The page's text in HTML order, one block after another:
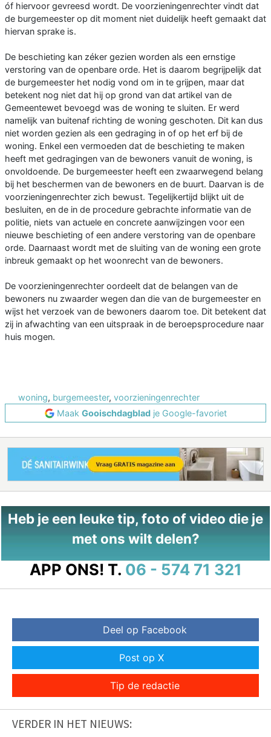
óf hiervoor gevreesd wordt. De voorzieningenrechter vindt dat
de burgemeester op dit moment niet duidelijk heeft gemaakt dat
hiervan sprake is.
De beschieting kan zéker gezien worden als een ernstige
verstoring van de openbare orde. Het is daarom begrijpelijk dat
de burgemeester het nodig vond om in te grijpen, maar dat
betekent nog niet dat hij op grond van dat artikel van de
Gemeentewet bevoegd was de woning te sluiten. Er werd
namelijk van buitenaf richting de woning geschoten. Dit kan dus
niet worden gezien als een gedraging in of op het erf bij de
woning. Enkel een vermoeden dat de beschieting te maken
heeft met gedragingen van de bewoners vanuit de woning, is
onvoldoende. De burgemeester heeft een zwaarwegend belang
bij het beschermen van de bewoners en de buurt. Daarvan is de
voorzieningenrechter zich bewust. Tegelijkertijd blijkt uit de
besluiten, en de in de procedure gebrachte informatie van de
politie, niets van actuele en concrete aanwijzingen voor een
nieuwe beschieting of een andere verstoring van de openbare
orde. Daarnaast wordt met de sluiting van de woning een grote
inbreuk gemaakt op het woonrecht van de bewoners.
De voorzieningenrechter oordeelt dat de belangen van de
bewoners nu zwaarder wegen dan die van de burgemeester en
wijst het verzoek van de bewoners daarom toe. Dit betekent dat
zij in afwachting van een uitspraak in de beroepsprocedure naar
huis mogen.
woning, burgemeester, voorzieningenrechter
Maak Gooischdagbladje Google-favoriet
Heb je een leuke tip, foto of video die je
met ons wilt delen?
APP ONS! T. 06 - 574 71 321
Deel op Facebook
Post op X
Tip de redactie
VERDER IN HET NIEUWS: